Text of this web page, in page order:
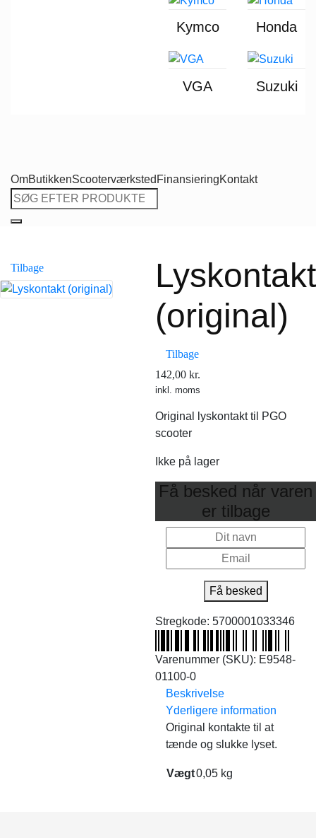
Kymco Honda
VGA Suzuki
OmButikkenScooterværksted FinansieringKontakt
Søg
efter:
Tilbage
Lyskontakt
(original)
Tilbage
142,00 kr.
inkl. moms
Original lyskontakt til PGO
scooter
Ikke på lager
Få besked når varen
er tilbage
Få besked
Stregkode: 5700001033346
Varenummer (SKU): E9548-
01100-0
Beskrivelse
Yderligere information
Original kontakte til at
tænde og slukke lyset.
Vægt0,05 kg